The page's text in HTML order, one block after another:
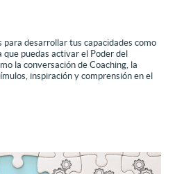
para desarrollar tus capacidades como
que puedas activar el Poder del
la conversación de Coaching, la
inspiración y comprensión en el